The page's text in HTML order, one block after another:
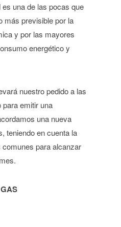
una de las pocas que
más previsible por la
y por las mayores
energético y
nuestro pedido a las
para emitir una
una nueva
teniendo en cuenta la
para alcanzar